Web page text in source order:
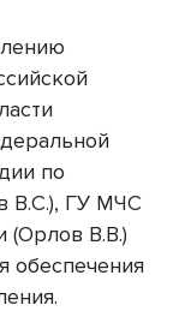
по
В.С.), ГУ МЧС
(Орлов В.В.)
обеспечения